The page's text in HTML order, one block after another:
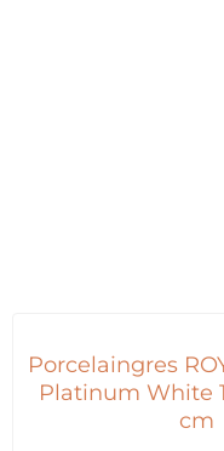
Porcelaingres
Platinum White
cm